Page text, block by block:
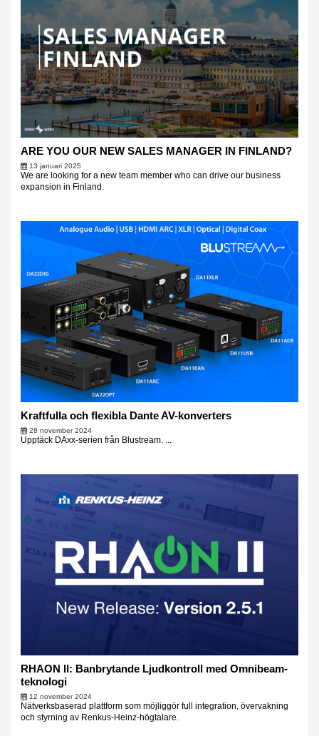
ARE YOU OUR NEW SALES MANAGER IN FINLAND?
13 januari 2025
We are looking for a new team member who can drive our business
expansion in Finland.
Kraftfulla och flexibla Dante AV-konverters
28 november 2024
Upptäck DAxx-serien från Blustream. ...
RHAON II: Banbrytande Ljudkontroll med Omnibeam-
teknologi
12 november 2024
Nätverksbaserad plattform som möjliggör full integration, övervakning
och styrning av Renkus-Heinz-högtalare.